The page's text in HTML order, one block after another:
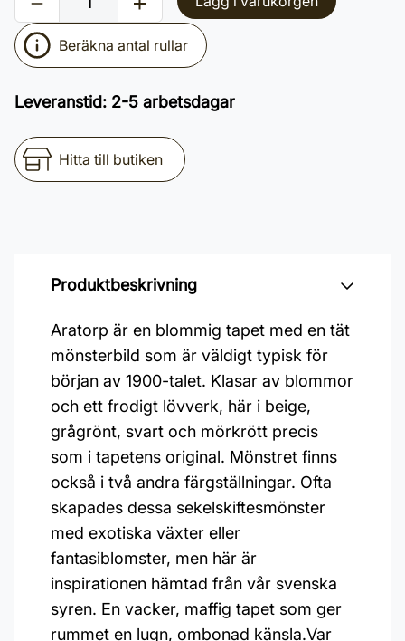
Beräkna antal rullar
Leveranstid: 2-5 arbetsdagar
Hitta till butiken
Produktbeskrivning
Aratorp är en blommig tapet med en tät
mönsterbild som är väldigt typisk för
början av 1900-talet. Klasar av blommor
och ett frodigt lövverk, här i beige,
grågrönt, svart och mörkrött precis
som i tapetens original. Mönstret finns
också i två andra färgställningar. Ofta
skapades dessa sekelskiftesmönster
med exotiska växter eller
fantasiblomster, men här är
inspirationen hämtad från vår svenska
syren. En vacker, maffig tapet som ger
rummet en lugn, ombonad känsla.Var